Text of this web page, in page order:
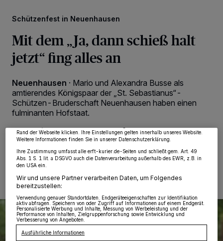
Schützenfest in Neuenhausen
Mit dem „Ja, dann schieß halt
jetzt“ fing alles an
Neuenhausen · Mario und Alexandra Busse als
amtierendes Königspaar der „St. Sebastianus“-
Schützen-Bruderschaft Neuenhausen haben einen
fulminanten Hofstaat.
05.08.2024 , 08:49 Uhr Eine Minute Lesezeit
wie Browserdaten oder eindeutige Kennungen auf Ihrem Gerät zu. Durch Auswahl
von OK aktivieren Sie Tracking-Technologien für die unter „Wir und unsere
Partner verarbeiten Daten, um Ihnen Dienste bereitzustellen“ aufgeführten
Zwecke. Wenn Tracker deaktiviert sind, sind manche Inhalte und Anzeigen
möglicherweise nicht mehr so relevant für Sie. Sie können dieses Menü jederzeit
Rand der Webseite klicken. Ihre Einstellungen gelten innerhalb unseres Website.
Weitere Informationen finden Sie in unserer Datenschutzerklärung.
Ihre Zustimmung umfasst alle erft-kurier.de-Seiten und schließt gem. Art. 49
Abs. 1 S. 1 lit. a DSGVO auch die Datenverarbeitung außerhalb des EWR, z.B. in
den USA ein.
Wir und unsere Partner verarbeiten Daten, um Folgendes
bereitzustellen:
Verwendung genauer Standortdaten. Endgeräteeigenschaften zur Identifikation
aktiv abfragen. Speichern von oder Zugriff auf Informationen auf einem Endgerät.
Personalisierte Werbung und Inhalte, Messung von Werbeleistung und der
Performance von Inhalten, Zielgruppenforschung sowie Entwicklung und
Verbesserung von Angeboten.
Ausführliche Informationen